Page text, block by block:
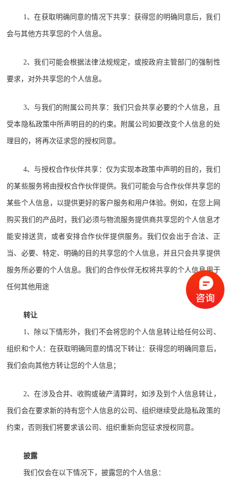
1、在获取明确同意的情况下共享：获得您的明确同意后，我们
会与其他方共享您的个人信息。
2、我们可能会根据法律法规规定，或按政府主管部门的强制性
要求，对外共享您的个人信息。
3、与我们的附属公司共享：我们只会共享必要的个人信息，且
受本隐私政策中所声明目的的约束。附属公司如要改变个人信息的处
理目的，将再次征求您的授权同意。
4、与授权合作伙伴共享：仅为实现本政策中声明的目的，我们
的某些服务将由授权合作伙伴提供。我们可能会与合作伙伴共享您的
某些个人信息，以提供更好的客户服务和用户体验。例如，在您上网
购买我们的产品时，我们必须与物流服务提供商共享您的个人信息才
能安排送货，或者安排合作伙伴提供服务。我们仅会出于合法、正
当、必要、特定、明确的目的共享您的个人信息，并且只会共享提供
服务所必要的个人信息。我们的合作伙伴无权将共享的个人信息用于
任何其他用途
转让
1、除以下情形外，我们不会将您的个人信息转让给任何公司、
组织和个人：在获取明确同意的情况下转让：获得您的明确同意后，
我们会向其他方转让您的个人信息；
2、在涉及合并、收购或破产清算时，如涉及到个人信息转让，
我们会在要求新的持有您个人信息的公司、组织继续受此隐私政策的
约束，否则我们将要求该公司、组织重新向您征求授权同意。
披露
我们仅会在以下情况下，披露您的个人信息：